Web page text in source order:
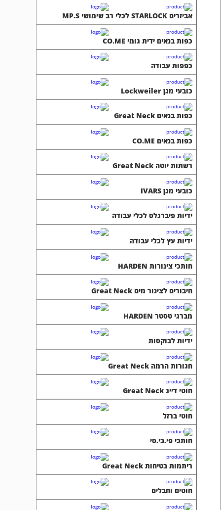
אביזרים STARLOCK לכלי רב שימושי MP.S
כפות בנאים ידית גומי CO.ME
כפפות עבודה
כובעי מגן Lockweiler
כפות בנאים Great Neck
כפות בנאים CO.ME
רשתות יוטה Great Neck
כובעי מגן IVARS
ידיות פיברגלס לכלי עבודה
ידיות עץ לכלי עבודה
חותכי צינורות HARDEN
חיבורים לצינור מים Great Neck
מברגי טסטר HARDEN
ידיות לבוקסות
חגורות הרמה Great Neck
חוטי דייג Great Neck
חוטי ברזל
חותכי פי.בי.סי
ריתמות בטיחות Great Neck
חוטים וחבלים